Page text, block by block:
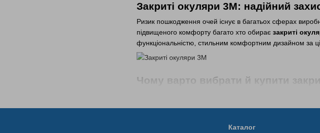
Закриті окуляри 3М: надійний
Ризик пошкодження очей існує в багатьох сферах
підвищеного комфорту багато хто обирає закриті
функціональністю, стильним комфортним дизайном за
Чому варто вибрати й купити
Ми пропонуємо їх з гарантією якості від виробника на
Каталог